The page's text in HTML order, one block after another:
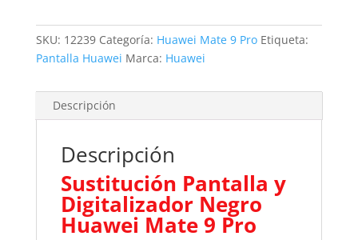
cantidad
SKU: 12239 Categoría: Huawei Mate 9 Pro Etiqueta:
Pantalla Huawei Marca: Huawei
Descripción
Descripción
Sustitución Pantalla y
Digitalizador Negro
Huawei Mate 9 Pro